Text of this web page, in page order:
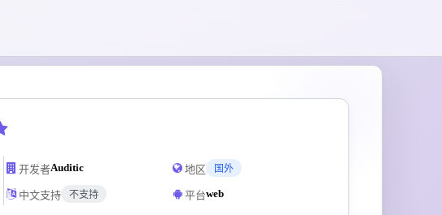
开发者Auditic 地区 国外
中文支持 不支持 平台web